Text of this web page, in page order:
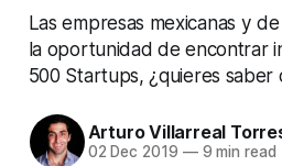
Las empresas mexicanas y
la oportunidad de encontrar
500 Startups, ¿quieres saber
Arturo Villarreal
02 Dec 2019 —9 min read